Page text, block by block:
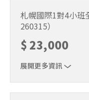
程時間9:30～15:30
札幌國際1對4小班
260315）
$ 23,000
展開更多資訊